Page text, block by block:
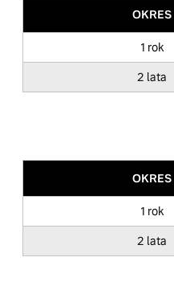
OKRES
1 rok
2 lata
OKRES
1 rok
2 lata